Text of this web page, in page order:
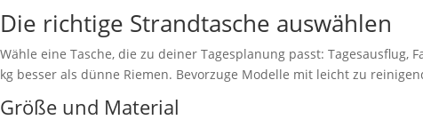
Die richtige Strandtasche auswählen
Wähle eine Tasche, die zu deiner Tagesplanung passt:
kg besser als dünne Riemen. Bevorzuge Modelle mit leicht zu
Größe und Material